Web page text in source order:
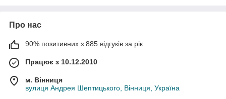
Про нас
90% позитивних з 885 відгуків за рік
Працює з 10.12.2010
м. Вінниця
вулиця Андрея Шептицького, Вінниця, Україна